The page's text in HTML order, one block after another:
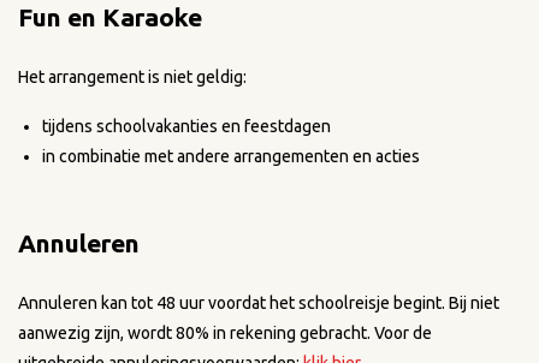
Fun en Karaoke
Het arrangement is niet geldig:
tijdens schoolvakanties en feestdagen
in combinatie met andere arrangementen en acties
Annuleren
Annuleren kan tot 48 uur voordat het schoolreisje begint. Bij niet
aanwezig zijn, wordt 80% in rekening gebracht. Voor de